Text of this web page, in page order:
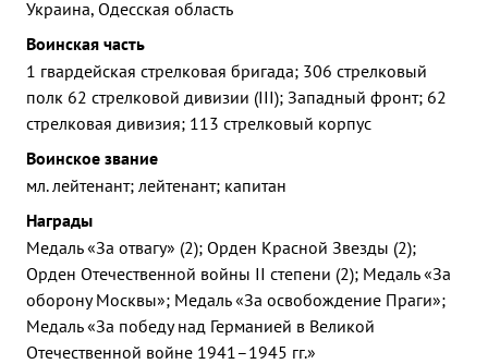
Украина, Одесская область
Воинская часть
1 гвардейская стрелковая бригада; 306 стрелковый
полк 62 стрелковой дивизии (III); Западный фронт; 62
стрелковая дивизия; 113 стрелковый корпус
Воинское звание
мл. лейтенант; лейтенант; капитан
Награды
Медаль «За отвагу» (2); Орден Красной Звезды (2);
Орден Отечественной войны II степени (2); Медаль «За
оборону Москвы»; Медаль «За освобождение Праги»;
Медаль «За победу над Германией в Великой
Отечественной войне 1941–1945 гг.»